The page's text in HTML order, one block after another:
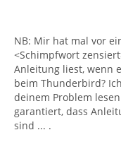
NB: Mir hat mal vor
<Schimpfwort
Anleitung liest, wenn
beim Thunderbird?
deinem Problem
garantiert, dass
sind ... .